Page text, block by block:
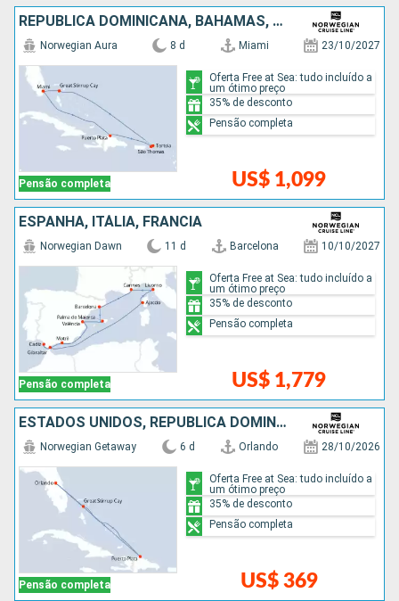
REPUBLICA DOMINICANA, BAHAMAS, ESTADOS UNIDOS
Pensão completa
Norwegian Aura 8 d Miami 23/10/2027
US$ 1,099
Oferta Free at Sea: tudo incluído a
um ótimo preço
35% de desconto
Pensão completa
ESPANHA, ITÁLIA, FRANCIA
Pensão completa
Norwegian Dawn 11 d Barcelona 10/10/2027
US$ 1,779
Oferta Free at Sea: tudo incluído a
um ótimo preço
35% de desconto
Pensão completa
ESTADOS UNIDOS, REPUBLICA DOMINICANA, BAHAMAS
Pensão completa
Norwegian Getaway 6 d Orlando 28/10/2026
US$ 369
Oferta Free at Sea: tudo incluído a
um ótimo preço
35% de desconto
Pensão completa